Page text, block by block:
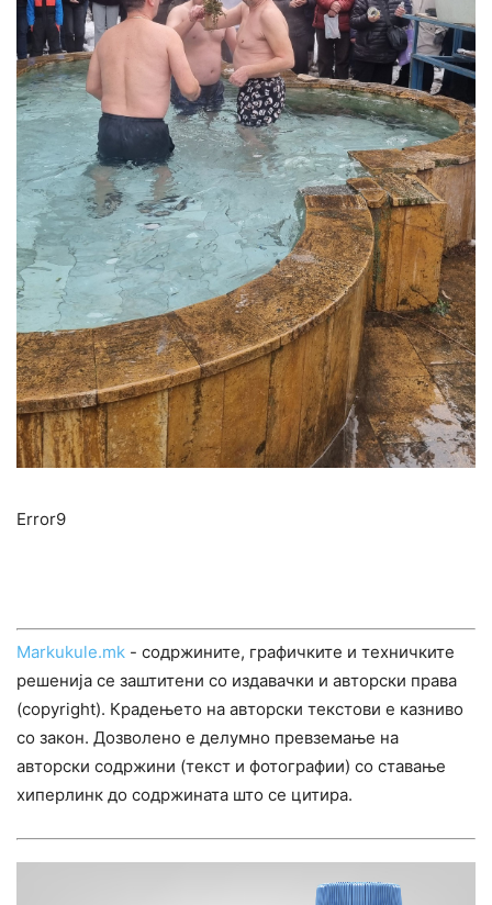
Error9
Markukule.mk - содржините, графичките и техничките
решенија се заштитени со издавачки и авторски права
(copyright). Крадењето на авторски текстови е казниво
со закон. Дозволено е делумно превземање на
авторски содржини (текст и фотографии) со ставање
хиперлинк до содржината што се цитира.